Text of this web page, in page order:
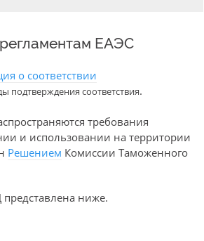
ЕАЭС
о соответствии
подтверждения соответствия.
требования
и использовании на территории
Решением Комиссии Таможенного
ниже.